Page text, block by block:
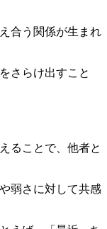
合う関係が生まれ
さらけ出すこと
ることで、他者と
弱さに対して共感